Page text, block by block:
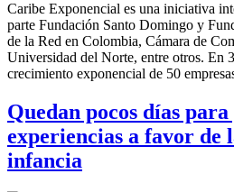
Caribe Exponencial es una iniciativa
parte Fundación Santo Domingo y
de la Red en Colombia, Cámara de
Universidad del Norte, entre otros. En
crecimiento exponencial de 50
Quedan pocos días
experiencias a favor de
infancia